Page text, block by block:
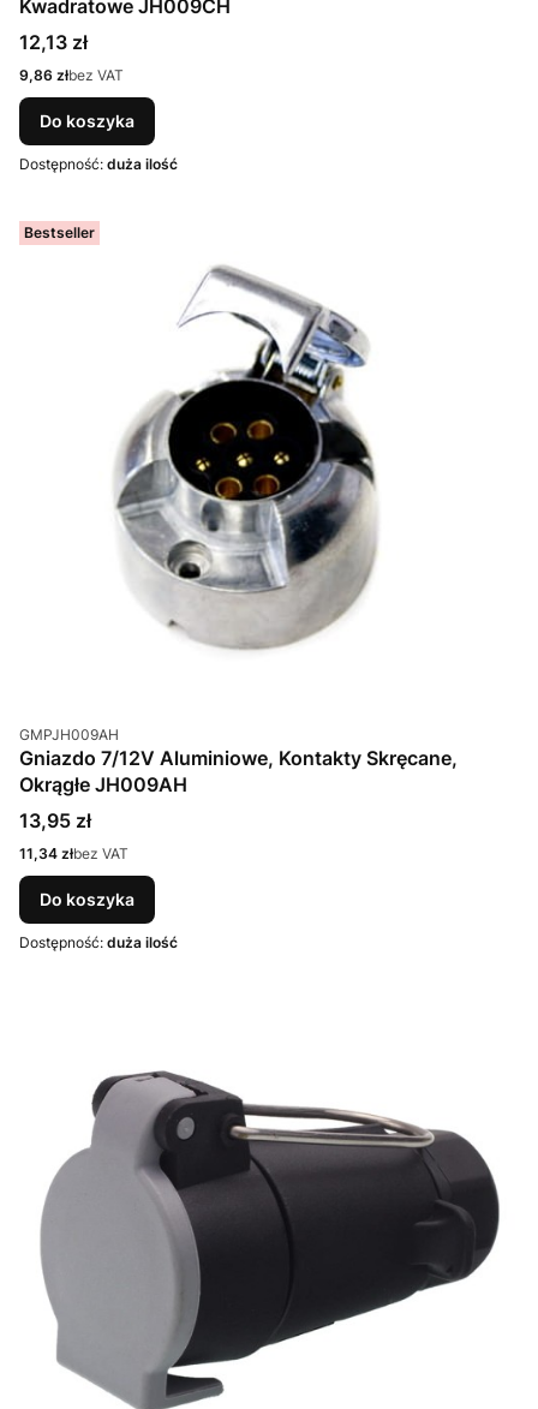
Kwadratowe JH009CH
Cena
12,13 zł
Cena
9,86 złbez VAT
Do koszyka
Dostępność: duża ilość
Bestseller
Kod produktu
GMPJH009AH
Gniazdo 7/12V Aluminiowe, Kontakty Skręcane,
Okrągłe JH009AH
Cena
13,95 zł
Cena
11,34 złbez VAT
Do koszyka
Dostępność: duża ilość